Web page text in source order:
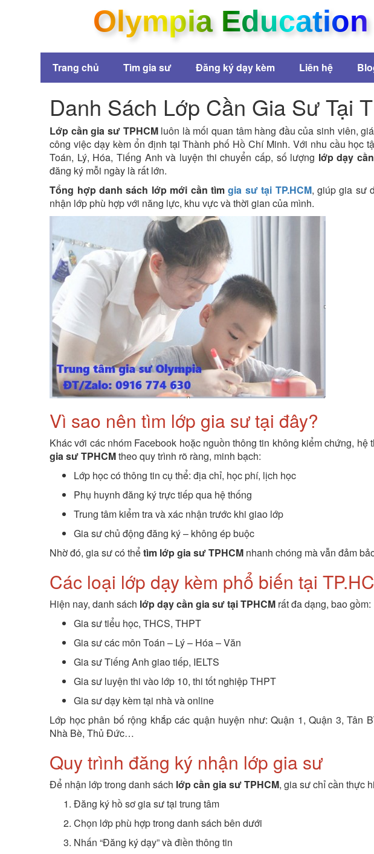
Olympia Education
Trang chủ Tìm gia sư Đăng ký dạy kèm Liên hệ
Danh Sách Lớp Cần Gia Sư Tại
Lớp cần gia sư TPHCMluôn là mối quan tâm hàng đầu của sinh viên,
công việc dạy kèm ổn định tại Thành phố Hồ Chí Minh. Với nhu cầu học
Toán, Lý, Hóa, Tiếng Anh và luyện thi chuyển cấp, số lượng lớp dạy
đăng ký mỗi ngày là rất lớn.
Tổng hợp danh sách lớp mới cần tìmgia sư tại TP.HCM, giúp gia sư
nhận lớp phù hợp với năng lực, khu vực và thời gian của mình.
Vì sao nên tìm lớp gia sư tại đây?
Khác với các nhóm Facebook hoặc nguồn thông tin không kiểm chứng, hệ
gia sư TPHCMtheo quy trình rõ ràng, minh bạch:
Lớp học có thông tin cụ thể: địa chỉ, học phí, lịch học
Phụ huynh đăng ký trực tiếp qua hệ thống
Trung tâm kiểm tra và xác nhận trước khi giao lớp
Gia sư chủ động đăng ký – không ép buộc
Nhờ đó, gia sư có thểtìm lớp gia sư TPHCM nhanh chóng mà vẫn đảm
Các loại lớp dạy kèm phổ biến tại
Hiện nay, danh sách lớp dạy cần gia sư tại TPHCM rất đa dạng, bao gồm:
Gia sư tiểu học, THCS, THPT
Gia sư các môn Toán – Lý – Hóa – Văn
Gia sư Tiếng Anh giao tiếp, IELTS
Gia sư luyện thi vào lớp 10, thi tốt nghiệp THPT
Gia sư dạy kèm tại nhà và online
Lớp học phân bố rộng khắp các quận huyện như: Quận 1, Quận 3, Tân
Nhà Bè, Thủ Đức…
Quy trình đăng ký nhận lớp gia sư
Để nhận lớp trong danh sách lớp cần gia sư TPHCM, gia sư chỉ cần thực
Đăng ký hồ sơ gia sư tại trung tâm
Chọn lớp phù hợp trong danh sách bên dưới
Nhấn “Đăng ký dạy” và điền thông tin